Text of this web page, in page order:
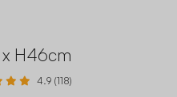
H46cm
4.9 (118)